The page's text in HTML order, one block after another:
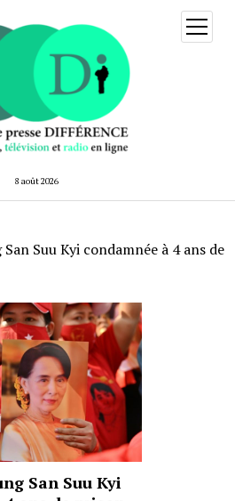
8 août 2026
ouvrir
menu
Suu Kyi condamnée à 4 ans de
San Suu Kyi